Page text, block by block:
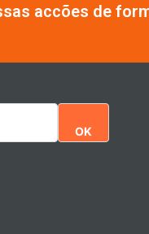
accões de
OK